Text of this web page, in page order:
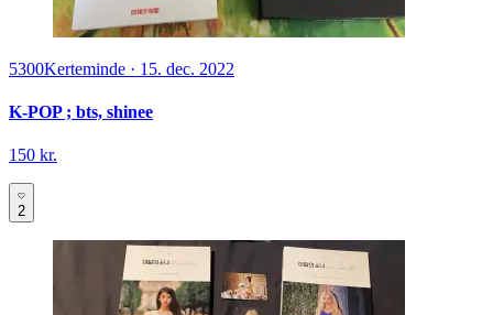
5300Kerteminde · 15. dec. 2022
K-POP ; bts, shinee
150 kr.
2